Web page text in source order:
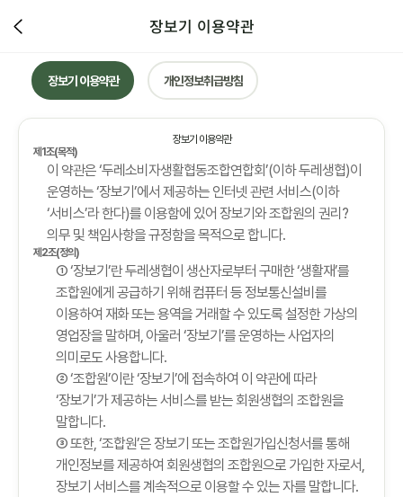
장보기 이용약관
장보기 이용약관 개인정보취급방침
장보기 이용약관
제1조(목적)
이 약관은 ‘두레소비자생활협동조합연합회’(이하 두레생협)이
운영하는 ‘장보기’에서 제공하는 인터넷 관련 서비스(이하
‘서비스’라 한다)를 이용함에 있어 장보기와 조합원의 권리?
의무 및 책임사항을 규정함을 목적으로 합니다.
제2조(정의)
① ‘장보기’란 두레생협이 생산자로부터 구매한 ‘생활재’를
조합원에게 공급하기 위해 컴퓨터 등 정보통신설비를
이용하여 재화 또는 용역을 거래할 수 있도록 설정한 가상의
영업장을 말하며, 아울러 ‘장보기’를 운영하는 사업자의
의미로도 사용합니다.
② ‘조합원’이란 ‘장보기’에 접속하여 이 약관에 따라
‘장보기’가 제공하는 서비스를 받는 회원생협의 조합원을
말합니다.
③ 또한, ‘조합원’은 장보기 또는 조합원가입신청서를 통해
개인정보를 제공하여 회원생협의 조합원으로 가입한 자로서,
장보기 서비스를 계속적으로 이용할 수 있는 자를 말합니다.